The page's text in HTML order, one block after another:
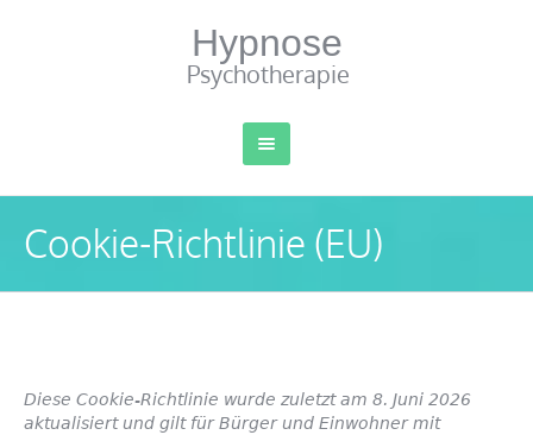
Hypnose
Psychotherapie
Cookie-Richtlinie (EU)
Diese Cookie-Richtlinie wurde zuletzt am 8. Juni 2026
aktualisiert und gilt für Bürger und Einwohner mit